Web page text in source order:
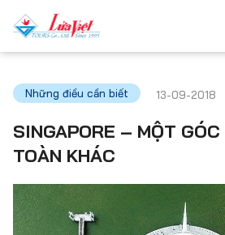
Những điều cần biết 13-09-2018
SINGAPORE – MỘT
TOÀN KHÁC